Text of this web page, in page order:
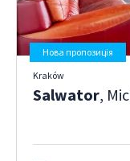
Нова пропозиція
Kraków
Salwator,